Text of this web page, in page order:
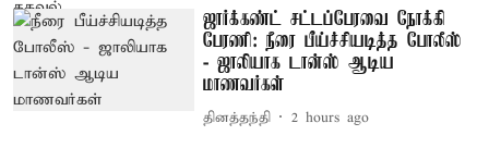
ஜார்க்கண்ட் சட்டப்பேரவை நோக்கி
பேரணி: நீரை பீய்ச்சியடித்த போலீஸ்
- ஜாலியாக டான்ஸ் ஆடிய
மாணவர்கள்
தினத்தந்தி 2 hours ago